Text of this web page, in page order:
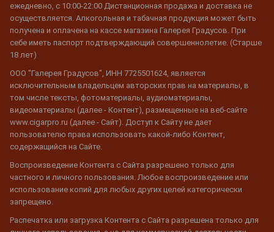
ежедневно, с 10:00-22:00 Дистанционная продажа и доставка не
осуществляется. Алкогольная и табачная продукция может быть
получена и оплачена на кассе магазина Галерея Градусов. При
себе иметь паспорт подтверждающий совершеннолетие. (Старше
18 лет)
ООО "Галерея Градусов", ИНН 7725501624, является
исключительным владельцем авторских прав на материалы, в
том числе тексты, фотоматериалы, аудиоматериалы,
видеоматериалы (далее - Контент), размещенные на веб-сайте
www.cigarpro.ru (далее - Сайт). Доступ к Сайту не дает
пользователю права использовать какой-либо Контент,
содержащийся на Сайте.
Воспроизведение Контента с Сайта разрешено только для
частного и личного пользования. Любое воспроизведение или
использование копий для любых других целей категорически
запрещено.
Распечатка или загрузка Контента с Сайта разрешена только для